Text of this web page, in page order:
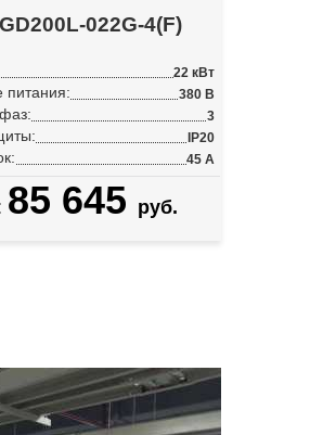
022G-4(F)
22 кВт
питания: 380 В
3
IP20
45 А
85 645 руб.